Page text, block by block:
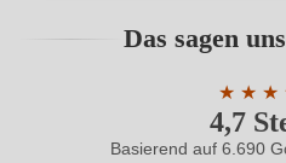
adresse
Dottor
Benutzern abgegeben
Neuer Kunde?
Das sagen
4,7
★ ★ ★
Basierend auf 6.690